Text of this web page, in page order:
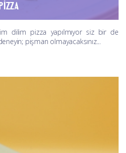
dilim pizza yapılmıyor siz bir de
pişman olmayacaksınız...